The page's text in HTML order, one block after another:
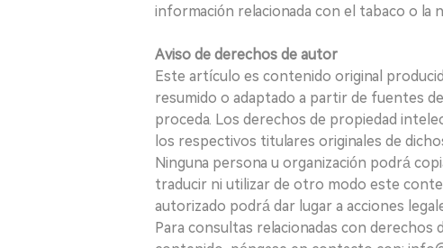
información relacionada con el tabaco o la
Aviso de derechos de autor
Este artículo es contenido original
resumido o adaptado a partir de fuentes
proceda. Los derechos de propiedad
los respectivos titulares originales de
Ninguna persona u organización podrá
traducir ni utilizar de otro modo este
autorizado podrá dar lugar a acciones
Para consultas relacionadas con